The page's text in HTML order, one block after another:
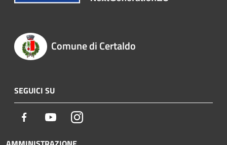
Comune di Certaldo
SEGUICI SU
Facebook YoutubeInstagram